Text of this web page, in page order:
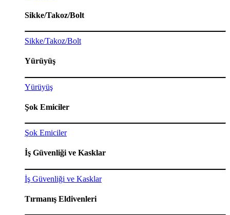
Sikke/Takoz/Bolt
Sikke/Takoz/Bolt
Yürüyüş
Yürüyüş
Şok Emiciler
Şok Emiciler
İş Güvenliği ve Kasklar
İş Güvenliği ve Kasklar
Tırmanış Eldivenleri